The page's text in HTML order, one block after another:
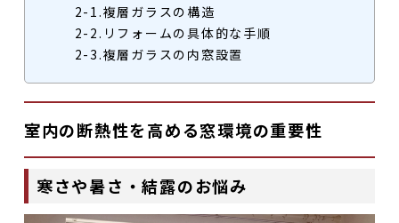
2-1.複層ガラスの構造
2-2.リフォームの具体的な手順
2-3.複層ガラスの内窓設置
室内の断熱性を高める窓環境の重要性
寒さや暑さ・結露のお悩み